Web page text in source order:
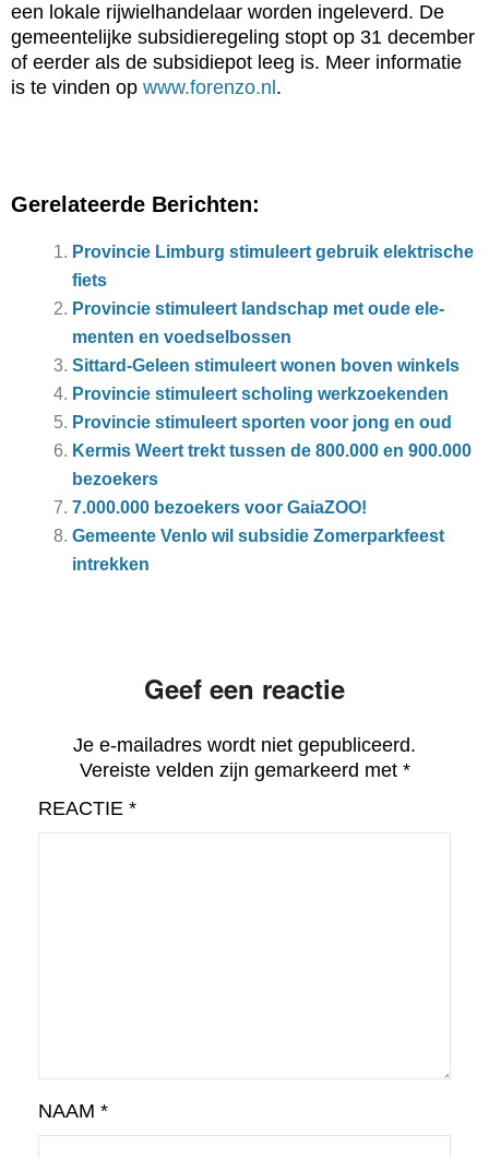
een lokale rijwielhandelaar worden ingeleverd. De
gemeentelijke subsidieregeling stopt op 31 december
of eerder als de subsidiepot leeg is. Meer informatie
is te vinden op www.forenzo.nl .
Gerelateerde Berichten:
Provincie Limburg stimuleert gebruik elektrische
fiets
Provincie stimuleert land­schap met oude ele­
men­ten en voed­sel­bos­sen
Sittard-Geleen stimuleert wonen boven winkels
Provincie stimuleert scholing werkzoekenden
Provincie stimuleert sporten voor jong en oud
Kermis Weert trekt tussen de 800.000 en 900.000
bezoekers
7.000.000 bezoekers voor GaiaZOO!
Gemeente Venlo wil subsidie Zomerparkfeest
intrekken
Geef een reactie
Je e-mailadres wordt niet gepubliceerd.
Vereiste velden zijn gemarkeerd met *
REACTIE *
NAAM *